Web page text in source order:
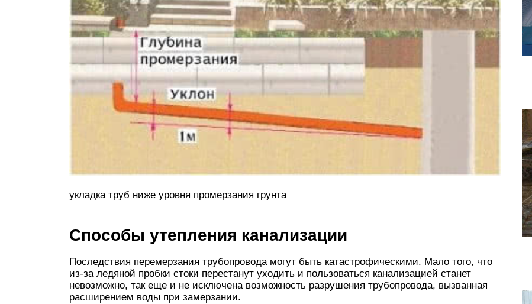
укладка труб ниже уровня промерзания грунта
Способы утепления канализации
Последствия перемерзания трубопровода могут быть катастрофическими. Мало того, что
из-за ледяной пробки стоки перестанут уходить и пользоваться канализацией станет
невозможно, так еще и не исключена возможность разрушения трубопровода, вызванная
расширением воды при замерзании.